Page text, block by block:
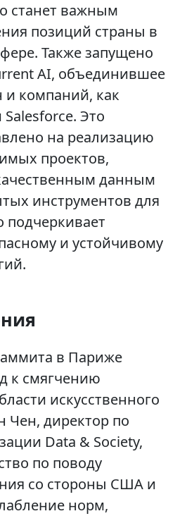
станет важным
позиций страны в
Также запущено
AI, объединившее
и компаний, как
Это
на реализацию
проектов,
данным
инструментов для
подчеркивает
и устойчивому
в Париже
к смягчению
искусственного
Чен, директор по
Data & Society,
по поводу
со стороны США и
норм,